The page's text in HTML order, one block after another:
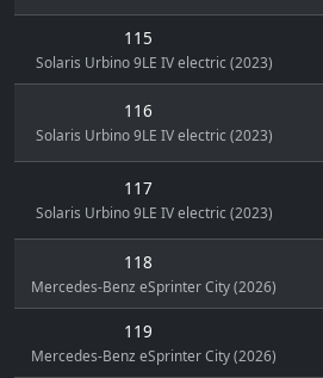
115
Solaris Urbino 9LE IV electric (2023)
116
Solaris Urbino 9LE IV electric (2023)
117
Solaris Urbino 9LE IV electric (2023)
118
Mercedes-Benz eSprinter City (2026)
119
Mercedes-Benz eSprinter City (2026)